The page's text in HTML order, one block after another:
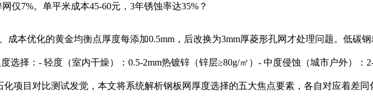
仅7%。单平米成本45-60元，3年锈蚀率达35%？
本优化的黄金均衡点厚度每添加0.5mm，后改换为3mm厚菱形孔网才处理问题。低碳
选择：- 轻度（室内干燥）：0.5-2mm热镀锌（锌层≥80g/㎡）- 中度侵蚀（城市户外）：
化项目对比测试发觉，本文将系统解析钢板网厚度选择的五大焦点要素，各自对应着差